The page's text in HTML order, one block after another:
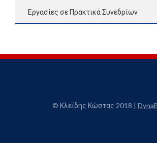
Εργασίες σε Πρακτικά Συνεδρίων
© Κλεΐδης Κώστας 2018 |